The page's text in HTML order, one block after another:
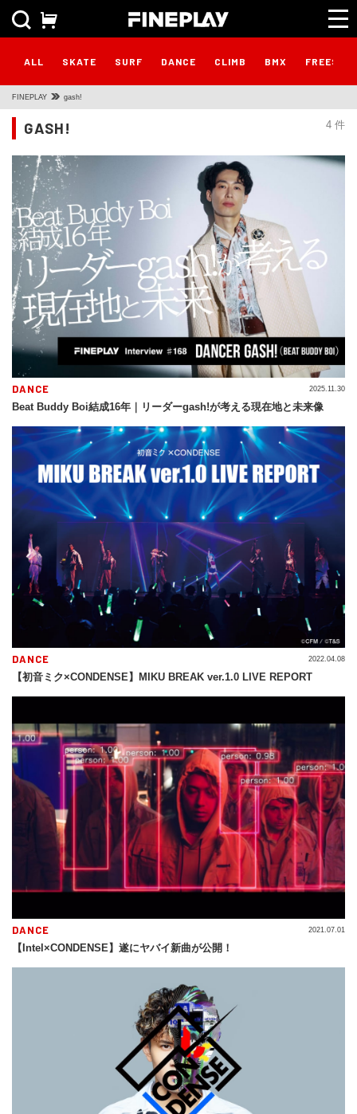
ALL SKATE SURF DANCE CLIMB BMX
FINEPLAY gash!
4 件
GASH!
DANCE
Beat Buddy Boi結成16年｜リーダーgash!が考える現在地と未来像
2025.11.30
DANCE
【初音ミク×CONDENSE】MIKU BREAK ver.1.0 LIVE REPORT
2022.04.08
DANCE
【Intel×CONDENSE】遂にヤバイ新曲が公開！
2021.07.01